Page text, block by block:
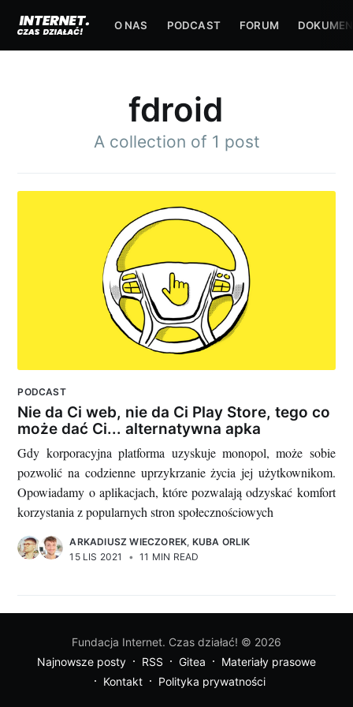
O NAS PODCAST FORUM
fdroid
A collection of 1 post
PODCAST
Nie da Ci web, nie da Ci Play Store, tego co
może dać Ci... alternatywna apka
Gdy korporacyjna platforma uzyskuje monopol, może sobie
pozwolić na codzienne uprzykrzanie życia jej użytkownikom.
Opowiadamy o aplikacjach, które pozwalają odzyskać komfort
korzystania z popularnych stron społecznościowych
ARKADIUSZ WIECZOREK, KUBA ORLIK
15 LIS 2021
• 11 MIN READ
Fundacja Internet. Czas działać! © 2026
Najnowsze posty
RSS Gitea
Materiały prasowe
Kontakt
Polityka prywatności